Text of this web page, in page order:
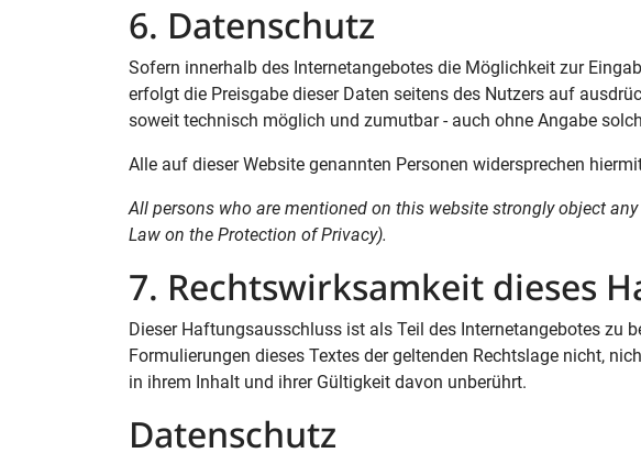
6. Datenschutz
Sofern innerhalb des Internetangebotes die Möglichkeit zur
erfolgt die Preisgabe dieser Daten seitens des Nutzers auf
soweit technisch möglich und zumutbar - auch ohne Angabe
Alle auf dieser Website genannten Personen widersprechen
All persons who are mentioned on this website strongly object
Law on the Protection of Privacy).
7. Rechtswirksamkeit dieses
Dieser Haftungsausschluss ist als Teil des Internetangebotes zu
Formulierungen dieses Textes der geltenden Rechtslage nicht,
in ihrem Inhalt und ihrer Gültigkeit davon unberührt.
Datenschutz